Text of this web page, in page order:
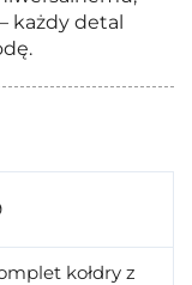
każdy detal
kołdry z